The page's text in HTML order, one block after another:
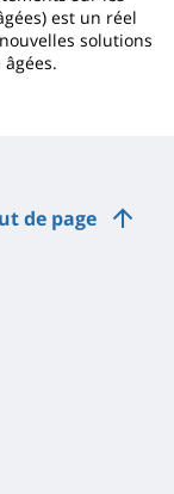
est un réel
solutions
de page